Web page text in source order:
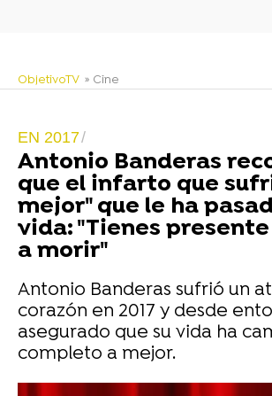
ObjetivoTV » Cine